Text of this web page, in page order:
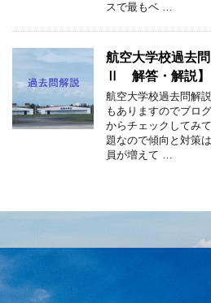
スで最もベ …
航空大学校過去
Ⅱ 解答・解説】
航空大学校過去問解
もありますのでブロ
からチェックしてみ
題なので傾向と対策
員が増えて …